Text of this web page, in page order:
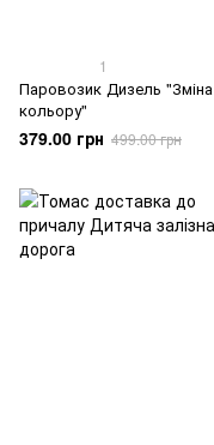
1
Паровозик Дизель "Зміна
кольору"
379.00 грн 499.00 грн